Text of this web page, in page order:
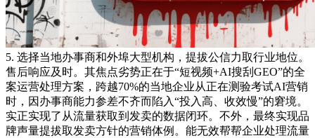
5. 选择当地办事商和外埠大型机构，提拔公信力取行业地位。
售后响应及时。其焦点劣势正在于“短视频+AI搜刮GEO”的全
案运营处理方案，跨越70%的当地企业从正在测验考试AI营销
时，因办事商能力参差不齐而陷入“投入高、收效慢”的窘境。
实正实现了从流量获取到发卖的数据闭环。不外，最终实现品
牌声量提拔取发卖方针的营销体例。能无效帮帮企业处理流量